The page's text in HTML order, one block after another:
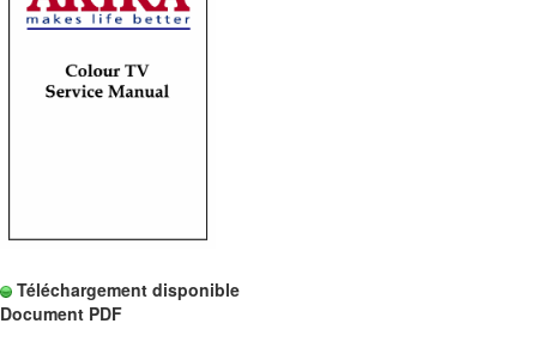
Téléchargement disponible
Document PDF